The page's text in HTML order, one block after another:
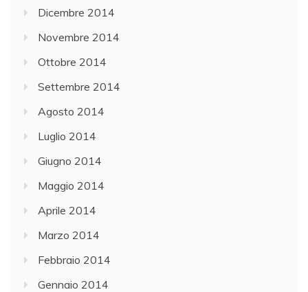
Dicembre 2014
Novembre 2014
Ottobre 2014
Settembre 2014
Agosto 2014
Luglio 2014
Giugno 2014
Maggio 2014
Aprile 2014
Marzo 2014
Febbraio 2014
Gennaio 2014